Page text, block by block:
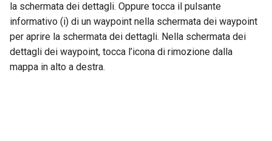
la schermata dei dettagli. Oppure tocca il pulsante
informativo (i) di un waypoint nella schermata dei waypoint
per aprire la schermata dei dettagli. Nella schermata dei
dettagli dei waypoint, tocca l’icona di rimozione dalla
mappa in alto a destra.